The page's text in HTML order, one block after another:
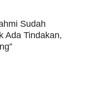
Sudah
Ada Tindakan,